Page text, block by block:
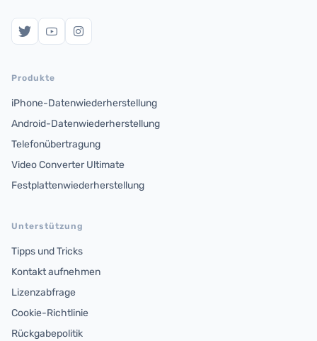
Produkte
iPhone-Datenwiederherstellung
Android-Datenwiederherstellung
Telefonübertragung
Video Converter Ultimate
Festplattenwiederherstellung
Unterstützung
Tipps und Tricks
Kontakt aufnehmen
Lizenzabfrage
Cookie-Richtlinie
Rückgabepolitik